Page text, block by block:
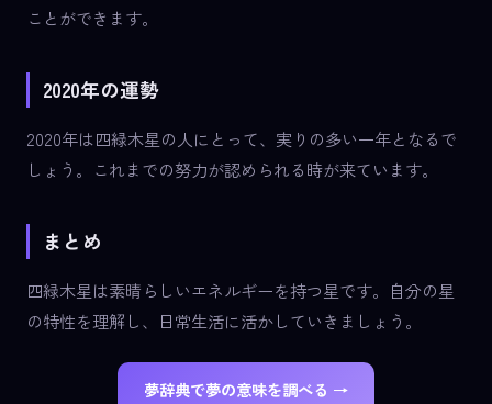
ことができます。
2020年の運勢
2020年は四緑木星の人にとって、実りの多い一年となるで
しょう。これまでの努力が認められる時が来ています。
まとめ
四緑木星は素晴らしいエネルギーを持つ星です。自分の星
の特性を理解し、日常生活に活かしていきましょう。
夢辞典で夢の意味を調べる →